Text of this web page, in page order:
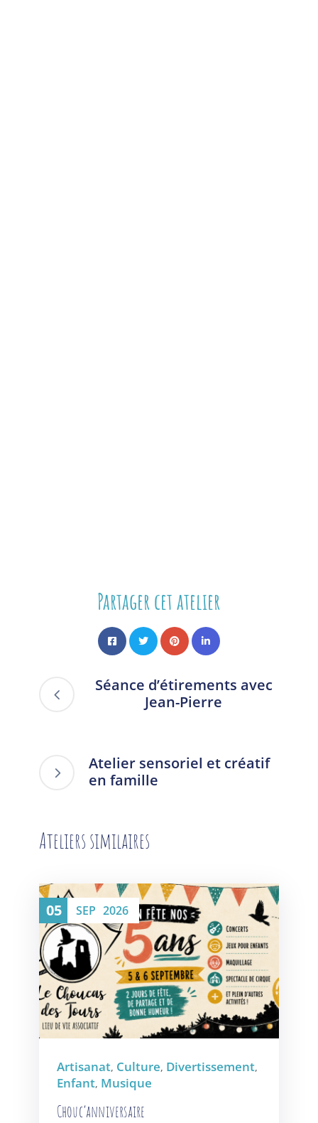
Partager cet atelier
Séance d’étirements avec
Jean-Pierre
Atelier sensoriel et créatif
en famille
Ateliers similaires
05 SEP 2026
Artisanat, Culture, Divertissement,
Enfant, Musique
Chouc’anniversaire